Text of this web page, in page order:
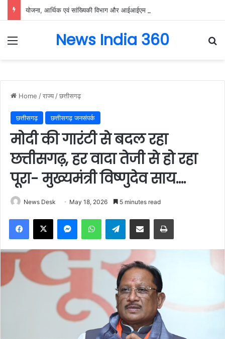
Menu News India 360
Home /राज्य /छत्तीसगढ़
छत्तीसगढ़ छत्तीसगढ़ जनसंपर्क
मोदी की गारंटी से बदल रहा
छत्तीसगढ़, हर वादा तेजी से हो रहा
पूरा- मुख्यमंत्री विष्णुदेव साय….
News Desk May 18, 2026 5 minutes read
Facebook
X MessengerWhatsAppTelegramShare via Email Print